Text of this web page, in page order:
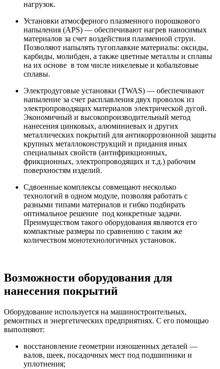
нагрузок.
Установки атмосферного плазменного порошкового
напыления (APS) — обеспечивают нагрев наносимых
материалов за счет воздействия плазменной струи.
Позволяют напылять тугоплавкие материалы: оксиды,
карбиды, молибден, а также цветные металлы и сплавы
на их основе в том числе никелевые и кобальтовые
сплавы.
Электродуговые установки (TWAS) — обеспечивают
напыление за счет расплавления двух проволок из
электропроводящих материалов электрической дугой.
Экономичный и высокопроизводительный метод
нанесения цинковых, алюминиевых и других
металлических покрытий для антикоррозионной защиты
крупных металлоконструкций и придания иных
специальных свойств (антифрикционных,
фрикционных, электропроводящих и т.д.) рабочим
поверхностям изделий.
Сдвоенные комплексы совмещают несколько
технологий в одном модуле, позволяя работать с
разными типами материалов и гибко подбирать
оптимальное решение под конкретные задачи.
Преимуществом такого оборудования являются его
компактные размеры по сравнению с таким же
количеством монотехнологичных установок.
Возможности оборудования для
нанесения покрытий
Оборудование используется на машиностроительных,
ремонтных и энергетических предприятиях. С его помощью
выполняют:
восстановление геометрии изношенных деталей —
валов, шеек, посадочных мест под подшипники и
уплотнения;